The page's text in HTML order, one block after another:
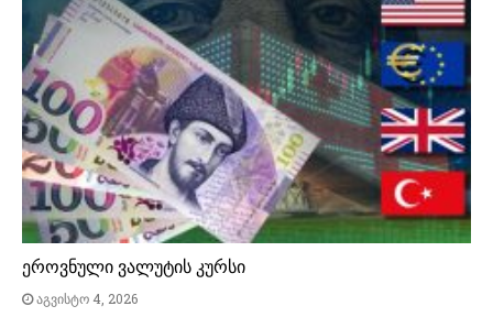
ეროვნული ვალუტის კურსი
აგვისტო 4, 2026